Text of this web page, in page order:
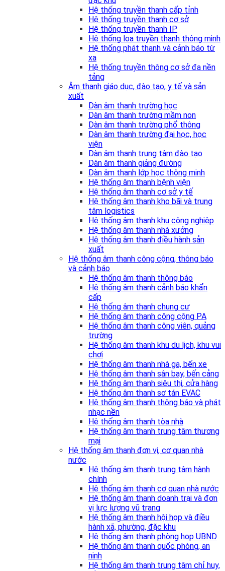
Hệ thống truyền thanh cấp tỉnh
Hệ thống truyền thanh cơ sở
Hệ thống truyền thanh IP
Hệ thống loa truyền thanh thông minh
Hệ thống phát thanh và cảnh báo từ
xa
Hệ thống truyền thông cơ sở đa nền
tảng
Âm thanh giáo dục, đào tạo, y tế và sản
xuất
Dàn âm thanh trường học
Dàn âm thanh trường mầm non
Dàn âm thanh trường phổ thông
Dàn âm thanh trường đại học, học
viện
Dàn âm thanh trung tâm đào tạo
Dàn âm thanh giảng đường
Dàn âm thanh lớp học thông minh
Hệ thống âm thanh bệnh viện
Hệ thống âm thanh cơ sở y tế
Hệ thống âm thanh kho bãi và trung
tâm logistics
Hệ thống âm thanh khu công nghiệp
Hệ thống âm thanh nhà xưởng
Hệ thống âm thanh điều hành sản
xuất
Hệ thống âm thanh công cộng, thông báo
và cảnh báo
Hệ thống âm thanh thông báo
Hệ thống âm thanh cảnh báo khẩn
cấp
Hệ thống âm thanh chung cư
Hệ thống âm thanh công cộng PA
Hệ thống âm thanh công viên, quảng
trường
Hệ thống âm thanh khu du lịch, khu vui
chơi
Hệ thống âm thanh nhà ga, bến xe
Hệ thống âm thanh sân bay, bến cảng
Hệ thống âm thanh siêu thị, cửa hàng
Hệ thống âm thanh sơ tán EVAC
Hệ thống âm thanh thông báo và phát
nhạc nền
Hệ thống âm thanh tòa nhà
Hệ thống âm thanh trung tâm thương
mại
Hệ thống âm thanh đơn vị, cơ quan nhà
nước
Hệ thống âm thanh trung tâm hành
chính
Hệ thống âm thanh cơ quan nhà nước
Hệ thống âm thanh doanh trại và đơn
vị lực lượng vũ trang
Hệ thống âm thanh hội họp và điều
hành xã, phường, đặc khu
Hệ thống âm thanh phòng họp UBND
Hệ thống âm thanh quốc phòng, an
ninh
Hệ thống âm thanh trung tâm chỉ huy,